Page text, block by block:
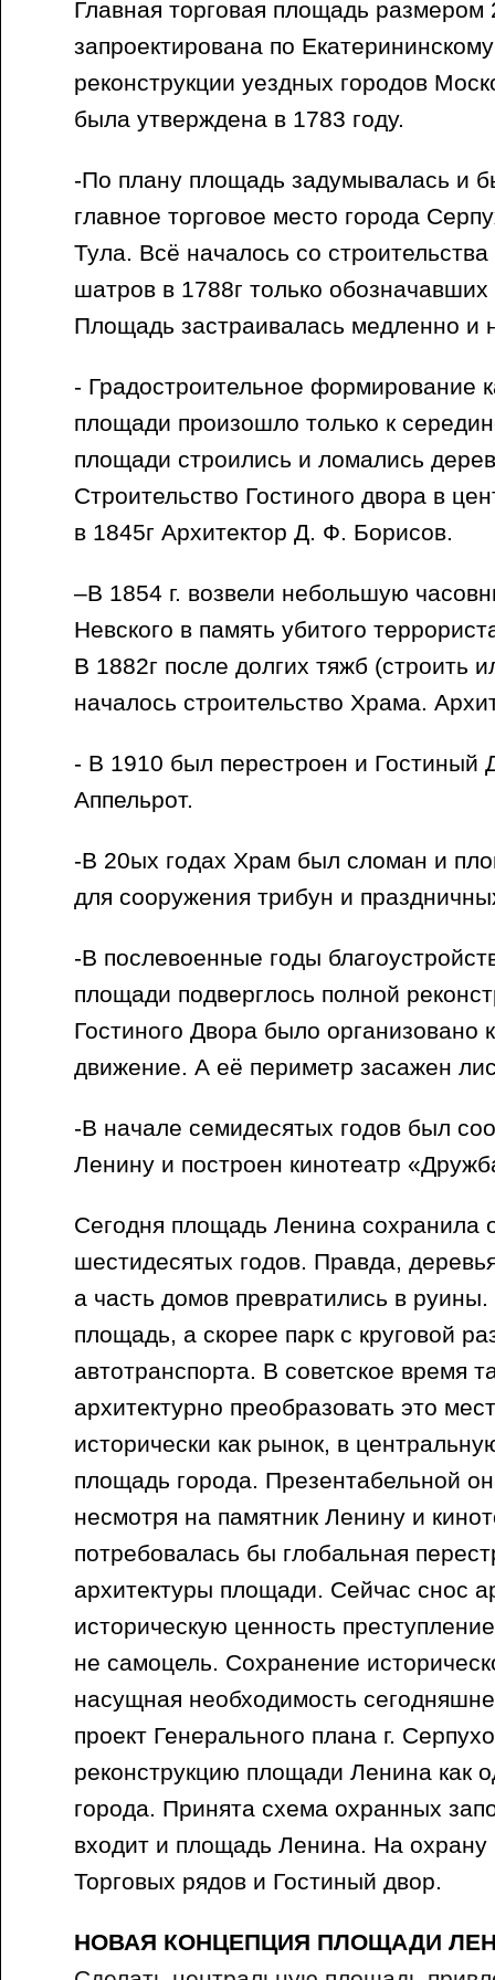
Главная торговая площадь
запроектирована по
реконструкции уездных городов
была утверждена в 1783 году.
-По плану площадь задумывалась и
главное торговое место города
Тула. Всё началось со
шатров в 1788г только обозначавших
Площадь застраивалась медленно и
- Градостроительное формирование
площади произошло только к
площади строились и ломались
Строительство Гостиного двора в
в 1845г Архитектор Д. Ф. Борисов.
–В 1854 г. возвели небольшую
Невского в память убитого
В 1882г после долгих тяжб (строить
началось строительство Храма.
- В 1910 был перестроен и Гостиный
Аппельрот.
-В 20ых годах Храм был сломан и
для сооружения трибун и
-В послевоенные годы
площади подверглось полной
Гостиного Двора было организовано
движение. А её периметр засажен
-В начале семидесятых годов был
Ленину и построен кинотеатр
Сегодня площадь Ленина сохранила
шестидесятых годов. Правда,
а часть домов превратились в
площадь, а скорее парк с круговой
автотранспорта. В советское время
архитектурно преобразовать это
исторически как рынок, в
площадь города. Презентабельной
несмотря на памятник Ленину и
потребовалась бы глобальная
архитектуры площади. Сейчас снос
историческую ценность
не самоцель. Сохранение
насущная необходимость
проект Генерального плана г.
реконструкцию площади Ленина как
города. Принята схема охранных
входит и площадь Ленина. На охрану
Торговых рядов и Гостиный двор.
НОВАЯ КОНЦЕПЦИЯ ПЛОЩАДИ